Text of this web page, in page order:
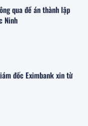
qua đề án thành lập
Ninh
đốc Eximbank xin từ